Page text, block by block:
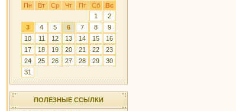
Пн
Вт Ср Чт Пт Сб
Вс
1
2
3
4 5 6 7 8
9
10
11 12 13 14 15
16
17
18 19 20 21 22
23
24
25 26 27 28 29
30
31
ПОЛЕЗНЫЕ ССЫЛКИ